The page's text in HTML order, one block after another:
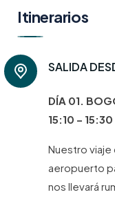
Itinerarios
SALIDA
DÍA 01.
15:10 – 15:30
Nuestro
aeropuerto
nos llevará